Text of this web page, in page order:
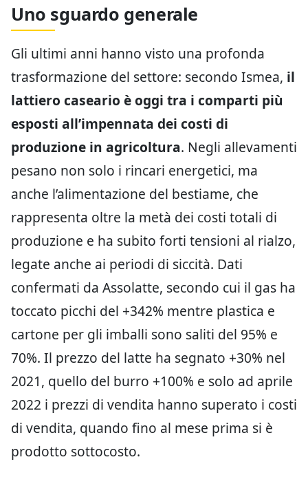
Uno sguardo generale
Gli ultimi anni hanno visto una profonda
trasformazione del settore: secondo Ismea, il
lattiero caseario è oggi tra i comparti più
esposti all’impennata dei costi di
produzione in agricoltura. Negli allevamenti
pesano non solo i rincari energetici, ma
anche l’alimentazione del bestiame, che
rappresenta oltre la metà dei costi totali di
produzione e ha subito forti tensioni al rialzo,
legate anche ai periodi di siccità. Dati
confermati da Assolatte, secondo cui il gas ha
toccato picchi del +342% mentre plastica e
cartone per gli imballi sono saliti del 95% e
70%. Il prezzo del latte ha segnato +30% nel
2021, quello del burro +100% e solo ad aprile
2022 i prezzi di vendita hanno superato i costi
di vendita, quando fino al mese prima si è
prodotto sottocosto.